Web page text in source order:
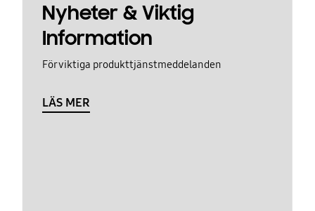
Nyheter & Viktig
Information
För viktiga produkttjänstmeddelanden
LÄS MER